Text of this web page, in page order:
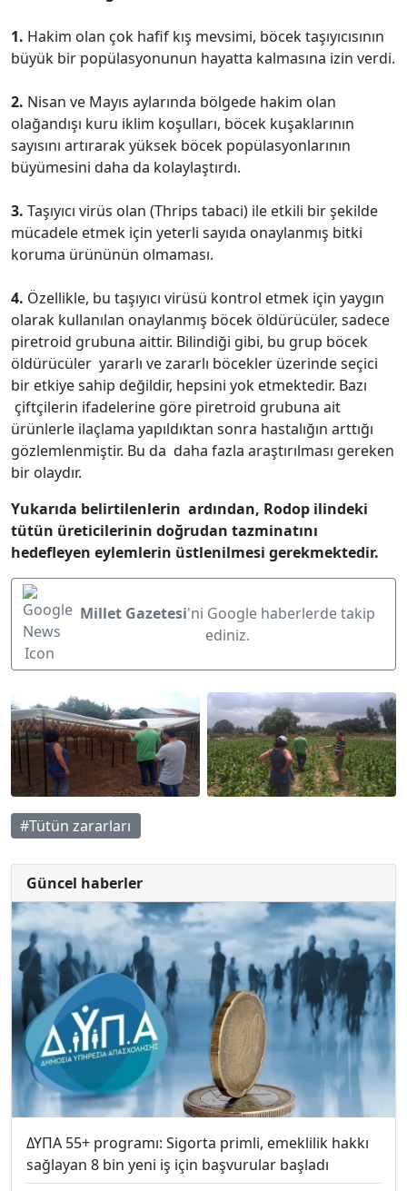
1. Hakim olan çok hafif kış mevsimi, böcek taşıyıcısının
büyük bir popülasyonunun hayatta kalmasına izin verdi.
2. Nisan ve Mayıs aylarında bölgede hakim olan
olağandışı kuru iklim koşulları, böcek kuşaklarının
sayısını artırarak yüksek böcek popülasyonlarının
büyümesini daha da kolaylaştırdı.
3. Taşıyıcı virüs olan (Thrips tabaci) ile etkili bir şekilde
mücadele etmek için yeterli sayıda onaylanmış bitki
koruma ürününün olmaması.
4. Özellikle, bu taşıyıcı virüsü kontrol etmek için yaygın
olarak kullanılan onaylanmış böcek öldürücüler, sadece
piretroid grubuna aittir. Bilindiği gibi, bu grup böcek
öldürücüler yararlı ve zararlı böcekler üzerinde seçici
bir etkiye sahip değildir, hepsini yok etmektedir. Bazı
çiftçilerin ifadelerine göre piretroid grubuna ait
ürünlerle ilaçlama yapıldıktan sonra hastalığın arttığı
gözlemlenmiştir. Bu da daha fazla araştırılması gereken
bir olaydır.
Yukarıda belirtilenlerin ardından, Rodop ilindeki
tütün üreticilerinin doğrudan tazminatını
hedefleyen eylemlerin üstlenilmesi gerekmektedir.
Millet Gazetesi'ni Google haberlerde takip
ediniz.
#Tütün zararları
Güncel haberler
ΔΥΠΑ 55+ programı: Sigorta primli, emeklilik hakkı
sağlayan 8 bin yeni iş için başvurular başladı